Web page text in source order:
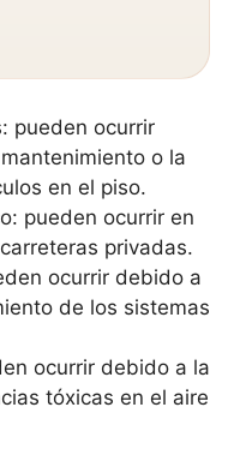
pueden ocurrir
o la
en el piso.
pueden ocurrir en
privadas.
ocurrir debido a
de los sistemas
ocurrir debido a la
tóxicas en el aire